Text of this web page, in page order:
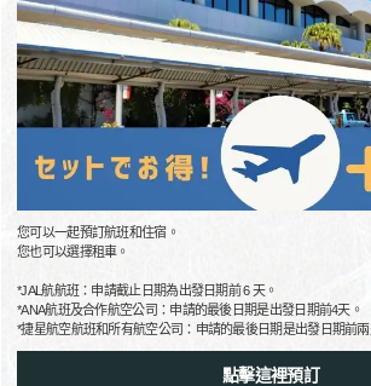
您可以一起預訂航班和住宿。
您也可以選擇租車。
*JAL航航班：申請截止日期為出發日期前 6 天。
*ANA航班及合作航空公司：申請的最後日期是出發日期前4天。
*捷星航空航班和所有航空公司：申請的最後日期是出發日期前兩
點擊這裡預訂